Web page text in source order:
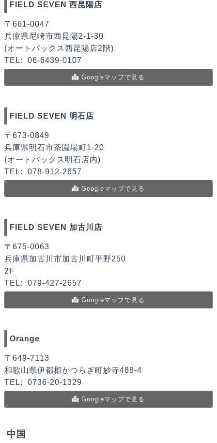
FIELD SEVEN 西昆陽店
〒661-0047
兵庫県尼崎市西昆陽2-1-30
(オートバックス西昆陽店2階)
TEL:
06-6439-0107
Googleマップで見る
FIELD SEVEN 明石店
〒673-0849
兵庫県明石市茶園場町1-20
(オートバックス明石店内)
TEL:
078-912-2657
Googleマップで見る
FIELD SEVEN 加古川店
〒675-0063
兵庫県加古川市加古川町平野250
2F
TEL:
079-427-2657
Googleマップで見る
Orange
〒649-7113
和歌山県伊都郡かつらぎ町妙寺488-4
TEL:
0736-20-1329
Googleマップで見る
中国